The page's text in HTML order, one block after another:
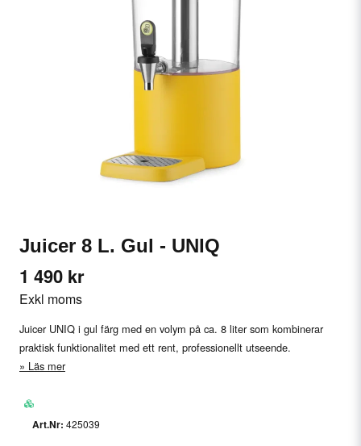
Juicer 8 L. Gul - UNIQ
1 490 kr
Exkl moms
Juicer UNIQ i gul färg med en volym på ca. 8 liter som kombinerar
praktisk funktionalitet med ett rent, professionellt utseende.
Läs mer
425039